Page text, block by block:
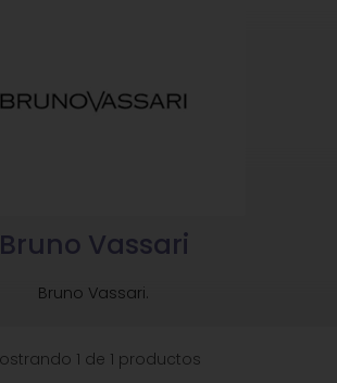
Bruno Vassari
Bruno Vassari.
1 de 1 productos